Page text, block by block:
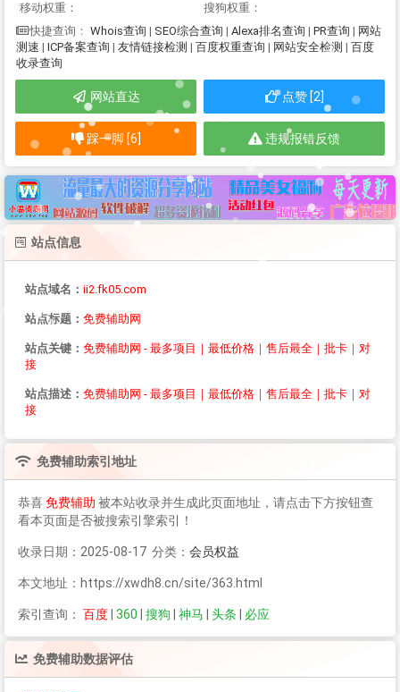
移动权重： 搜狗权重：
快捷查询： Whois查询 | SEO综合查询 | Alexa排名查询 | PR查询 | 网站
测速 | ICP备案查询 | 友情链接检测 | 百度权重查询 | 网站安全检测 | 百度
收录查询
网站直达 点赞 [2]
踩一脚 [6] 违规报错反馈
站点信息
站点域名： ii2.fk05.com
站点标题： 免费辅助网
站点关键： 免费辅助网 - 最多项目｜最低价格｜售后最全｜批卡｜对
接
站点描述： 免费辅助网 - 最多项目｜最低价格｜售后最全｜批卡｜对
接
免费辅助索引地址
恭喜免费辅助 被本站收录并生成此页面地址，请点击下方按钮查
看本页面是否被搜索引擎索引！
收录日期：2025-08-17 分类： 会员权益
本文地址：https://xwdh8.cn/site/363.html
索引查询： 百度 360 搜狗 神马 头条 必应
免费辅助数据评估